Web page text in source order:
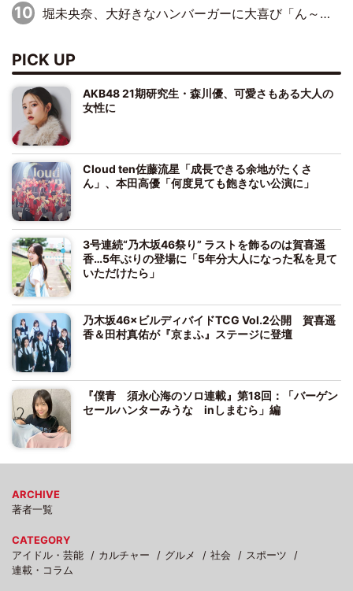
堀未央奈、大好きなハンバーガーに大喜び「ん～！めちゃくちゃジューシー！ 」
PICK UP
AKB48 21期研究生・森川優、可愛さもある大人の
女性に
Cloud ten佐藤流星「成長できる余地がたくさ
ん」、本田高優「何度見ても飽きない公演に」
3号連続“乃木坂46祭り” ラストを飾るのは賀喜遥
香…5年ぶりの登場に「5年分大人になった私を見て
いただけたら」
乃木坂46×ビルディバイドTCG Vol.2公開 賀喜遥
香＆田村真佑が『京まふ』ステージに登壇
『僕青 須永心海のソロ連載』第18回：「バーゲン
セールハンターみうな inしまむら」編
ARCHIVE
著者一覧
CATEGORY
アイドル・芸能
カルチャー グルメ 社会
スポーツ
連載・コラム